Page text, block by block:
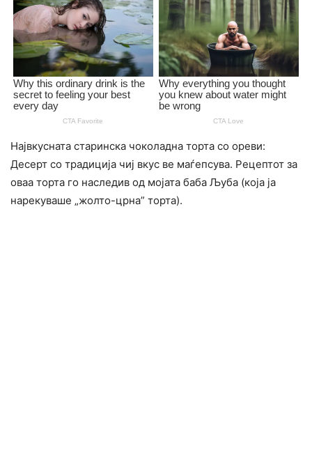
Највкусната старинска чоколадна торта со ореви:
Десерт со традиција чиј вкус ве маѓепcyва. Рецептот за
оваа торта го наследив од мојата баба Љуба (која ја
нарекуваше „жолто-црна” торта).